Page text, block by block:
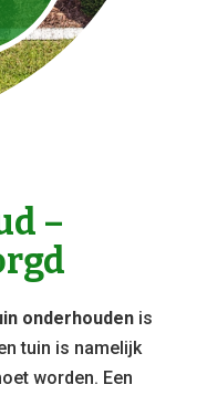
–
onderhoudenis
tuin is namelijk
worden. Een